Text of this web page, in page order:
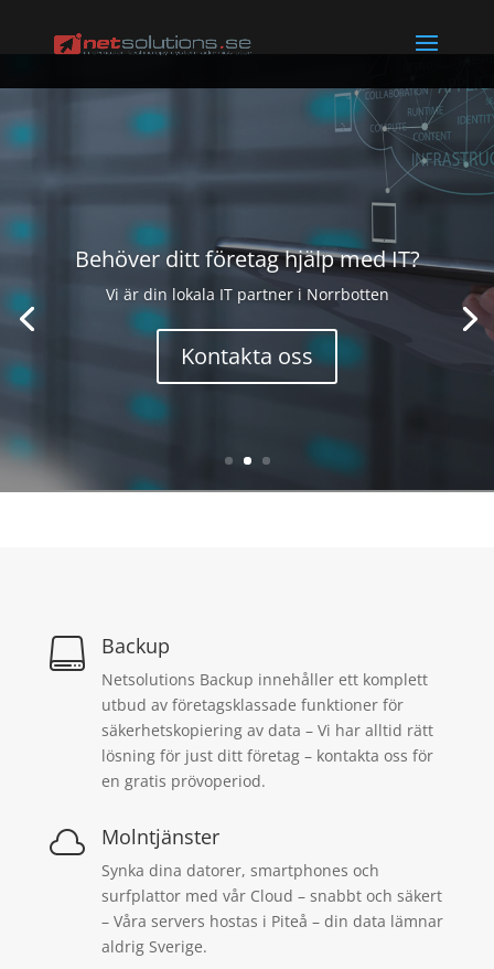
Behöver ditt företag hjälp med IT?
Vi är din lokala IT partner i Norrbotten
Kontakta oss
 Backup
Netsolutions Backup innehåller ett komplett
utbud av företagsklassade funktioner för
säkerhetskopiering av data – Vi har alltid rätt
lösning för just ditt företag – kontakta oss för
en gratis prövoperiod.
 Molntjänster
Synka dina datorer, smartphones och
surfplattor med vår Cloud – snabbt och säkert
– Våra servers hostas i Piteå – din data lämnar
aldrig Sverige.